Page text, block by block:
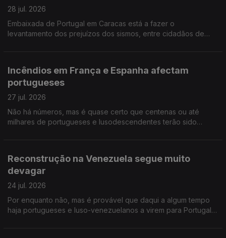
28 jul. 2026
Embaixada de Portugal em Caracas está a fazer o
levantamento dos prejuízos dos sismos, entre cidadãos de
Incêndios em França e Espanha afectam
portugueses
27 jul. 2026
Não há números, mas é quase certo que centenas ou até
milhares de portugueses e lusodescendentes terão sido
Reconstrução na Venezuela segue muito
devagar
24 jul. 2026
Por enquanto não, mas é provável que daqui a algum tempo
haja portugueses e luso-venezuelanos a virem para Portugal,